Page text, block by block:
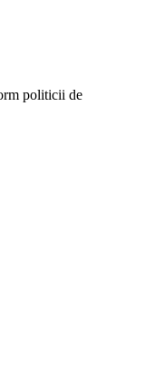
politicii de